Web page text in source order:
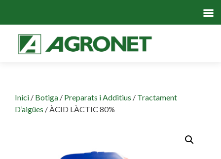
Inici / Botiga / Preparats i Additius / Tractament
D’aigües / ÀCID LÀCTIC 80%